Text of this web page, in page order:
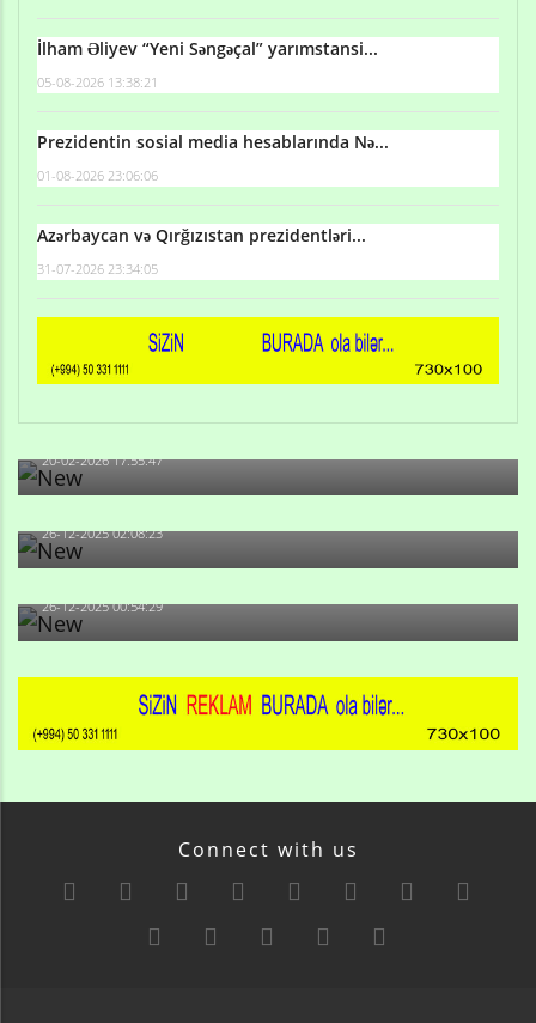
İlham Əliyev “Yeni Səngəçal” yarımstansi...
05-08-2026 13:38:21
Prezidentin sosial media hesablarında Nə...
01-08-2026 23:06:06
Azərbaycan və Qırğızıstan prezidentləri...
31-07-2026 23:34:05
Qulu Məhərrəmli: Sosial şəbəkələrdə söyüş niyə artıb?
20-02-2026 17:55:47
Məni bura NAZİR GÖNDƏRİB - 1937-ci ildən fəaliyyətdə
26-12-2025 02:08:23
-Ay qız, sən məhkəməni udmayacaqsan... Sən bilirsən
də, məni...
26-12-2025 00:54:29
Connect with us